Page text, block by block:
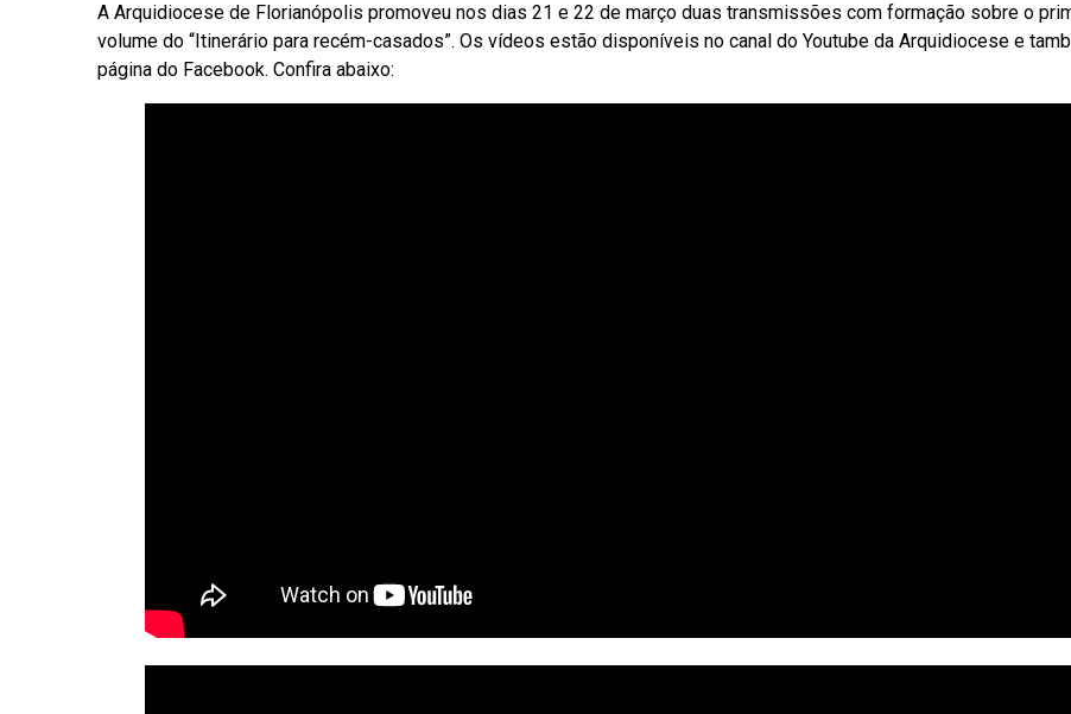
A Arquidiocese de Florianópolis promoveu nos dias 21 e 22 de março duas transmissões com formação sobre o
volume do “Itinerário para recém-casados”. Os vídeos estão disponíveis no canal do Youtube da Arquidiocese e
página do Facebook. Confira abaixo: